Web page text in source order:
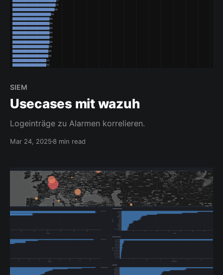
SIEM
Usecases mit wazuh
Logeinträge zu Alarmen korrelieren.
Mar 24, 2025 8 min read